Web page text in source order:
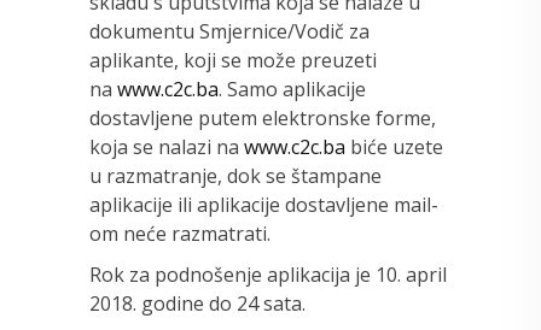
dokumentu Smjernice/Vodič za
aplikante, koji se može preuzeti
na www.c2c.ba. Samo aplikacije
dostavljene putem elektronske forme,
koja se nalazi na www.c2c.ba biće uzete
u razmatranje, dok se štampane
aplikacije ili aplikacije dostavljene mail-
om neće razmatrati.
Rok za podnošenje aplikacija je 10. april
2018. godine do 24 sata.